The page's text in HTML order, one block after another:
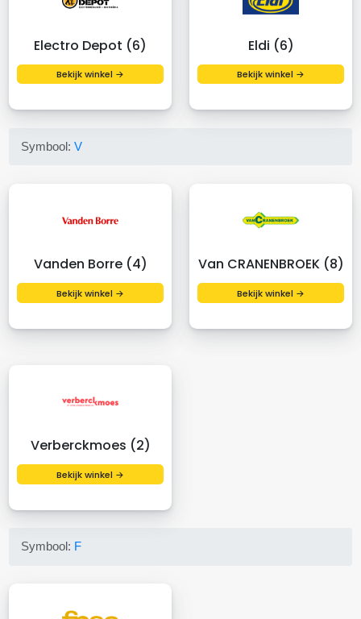
Electro Depot (6)
Bekijk winkel →
Eldi (6)
Bekijk winkel →
Symbool:V
Vanden Borre (4)
Bekijk winkel →
Van CRANENBROEK (8)
Bekijk winkel →
Verberckmoes (2)
Bekijk winkel →
Symbool: F